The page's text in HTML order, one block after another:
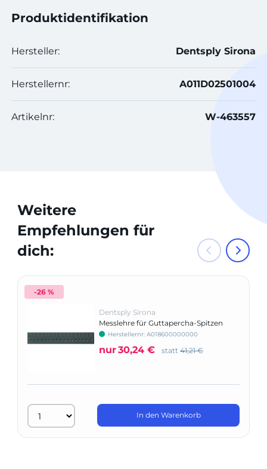
Produktidentifikation
Hersteller: Dentsply Sirona
Herstellernr: A011D02501004
Artikelnr: W-463557
Weitere
Empfehlungen für
dich:
-26 %
Dentsply Sirona
Messlehre für Guttapercha-Spitzen
Herstellernr: A018600000000
nur30,24 € statt 41,21 €
In den Warenkorb